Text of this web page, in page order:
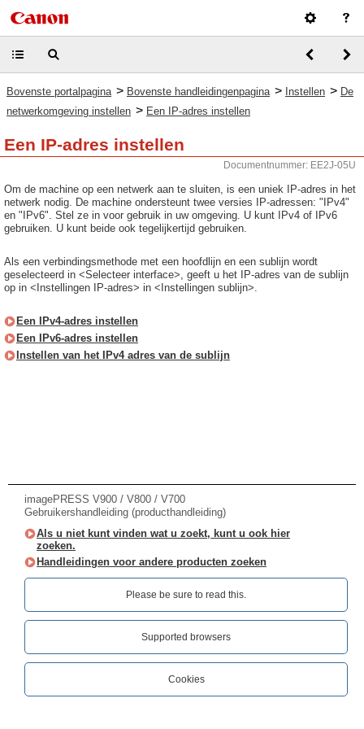
Bovenste portalpagina > Bovenste handleidingenpagina > Instellen > De
netwerkomgeving instellen > Een IP-adres instellen
Een IP-adres instellen
Documentnummer: EE2J-05U
Om de machine op een netwerk aan te sluiten, is een uniek IP-adres in het
netwerk nodig. De machine ondersteunt twee versies IP-adressen: "IPv4"
en "IPv6". Stel ze in voor gebruik in uw omgeving. U kunt IPv4 of IPv6
gebruiken. U kunt beide ook tegelijkertijd gebruiken.
Als een verbindingsmethode met een hoofdlijn en een sublijn wordt
geselecteerd in <Selecteer interface>, geeft u het IP-adres van de sublijn
op in <Instellingen IP-adres> in <Instellingen sublijn>.
Een IPv4-adres instellen
Een IPv6-adres instellen
Instellen van het IPv4 adres van de sublijn
imagePRESS V900 / V800 / V700
Gebruikershandleiding (producthandleiding)
Als u niet kunt vinden wat u zoekt, kunt u ook hier
zoeken.
Handleidingen voor andere producten zoeken
Please be sure to read this.‎
Supported browsers
Cookies